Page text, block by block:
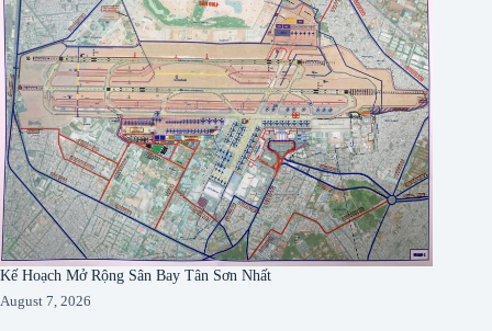
Kế Hoạch Mở Rộng Sân Bay Tân Sơn Nhất
August 7, 2026